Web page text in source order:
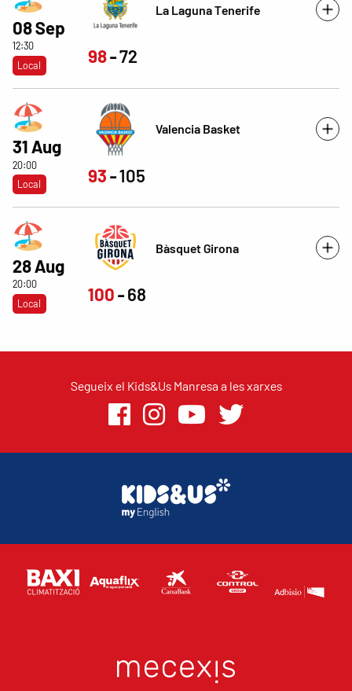
08 Sep
12:30
Local
La Laguna Tenerife
98 72
31 Aug
20:00
Local
Valencia Basket
93 105
28 Aug
20:00
Local
Bàsquet Girona
100 68
Segueix el Kids&Us Manresa a les xarxes